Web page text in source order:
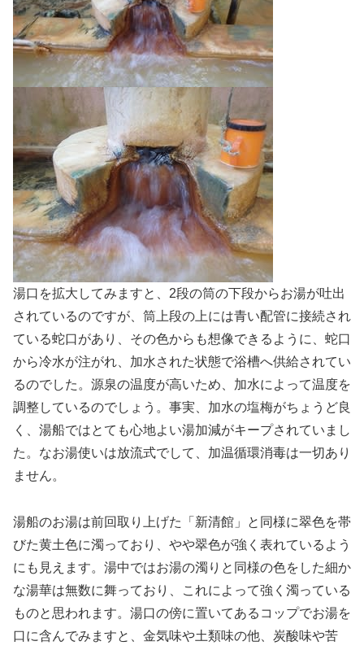
湯口を拡大してみますと、2段の筒の下段からお湯が吐出
されているのですが、筒上段の上には青い配管に接続され
ている蛇口があり、その色からも想像できるように、蛇口
から冷水が注がれ、加水された状態で浴槽へ供給されてい
るのでした。源泉の温度が高いため、加水によって温度を
調整しているのでしょう。事実、加水の塩梅がちょうど良
く、湯船ではとても心地よい湯加減がキープされていまし
た。なお湯使いは放流式でして、加温循環消毒は一切あり
ません。
湯船のお湯は前回取り上げた「新清館」と同様に翠色を帯
びた黄土色に濁っており、やや翠色が強く表れているよう
にも見えます。湯中ではお湯の濁りと同様の色をした細か
な湯華は無数に舞っており、これによって強く濁っている
ものと思われます。湯口の傍に置いてあるコップでお湯を
口に含んでみますと、金気味や土類味の他、炭酸味や苦